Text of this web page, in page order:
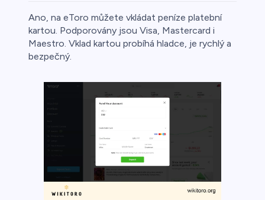
Ano, na eToro můžete vkládat peníze platební
kartou. Podporovány jsou Visa, Mastercard i
Maestro. Vklad kartou probíhá hladce, je rychlý a
bezpečný.